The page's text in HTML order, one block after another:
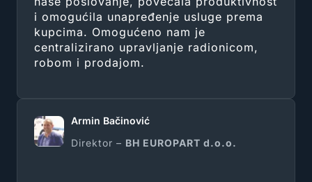
i omogućila unapređenje usluge prema
kupcima. Omogućeno nam je
centralizirano upravljanje radionicom,
robom i prodajom.
Armin Bačinović
Direktor – BH EUROPART d.o.o.